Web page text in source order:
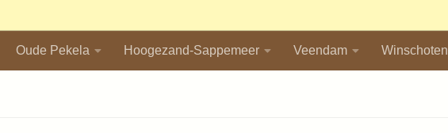
Oude Pekela Hoogezand-Sappemeer Veendam Winschoten